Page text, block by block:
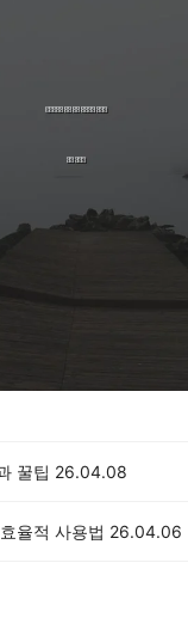
꿀팁 26.04.08
율적 사용법 26.04.06